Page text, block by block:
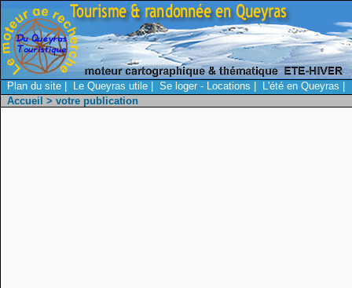
Plan du site| Le Queyras utile| Se loger - Locations L'été en Queyras
Accueil > votre publication